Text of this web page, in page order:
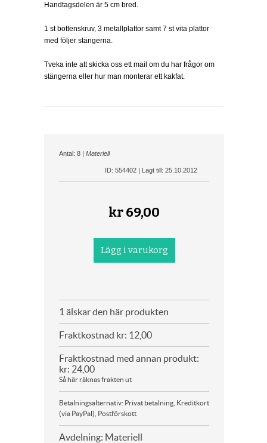
Handtagsdelen är 5 cm bred.
1 st bottenskruv, 3 metallplattor samt 7 st vita plattor
med följer stängerna.
Tveka inte att skicka oss ett mail om du har frågor om
stängerna eller hur man monterar ett kakfat.
Antal: 8 | Materiell
ID: 554402 | Lagt till: 25.10.2012
kr69,00
1 älskar den här produkten
Fraktkostnad kr: 12,00
Fraktkostnad med annan produkt:
kr: 24,00
Så här räknas frakten ut
Betalningsalternativ: Privat betalning, Kreditkort
(via PayPal), Postförskott
Avdelning: Materiell